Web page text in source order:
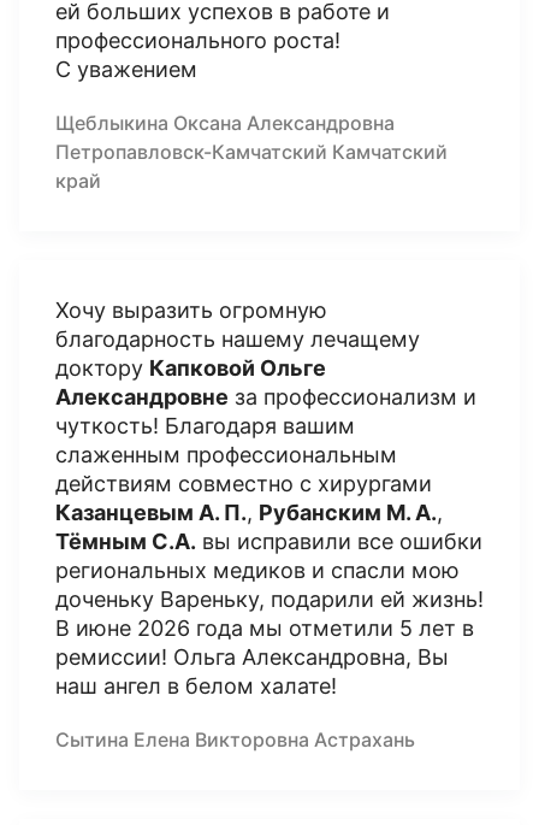
ей больших успехов в работе и
профессионального роста!
С уважением
Щеблыкина Оксана Александровна
Петропавловск-Камчатский Камчатский
край
Хочу выразить огромную
благодарность нашему лечащему
доктору Капковой Ольге
Александровне за профессионализм и
чуткость! Благодаря вашим
слаженным профессиональным
действиям совместно с хирургами
Казанцевым А. П., Рубанским М. А.,
Тёмным С.А. вы исправили все ошибки
региональных медиков и спасли мою
доченьку Вареньку, подарили ей жизнь!
В июне 2026 года мы отметили 5 лет в
ремиссии! Ольга Александровна, Вы
наш ангел в белом халате!
Сытина Елена Викторовна Астрахань